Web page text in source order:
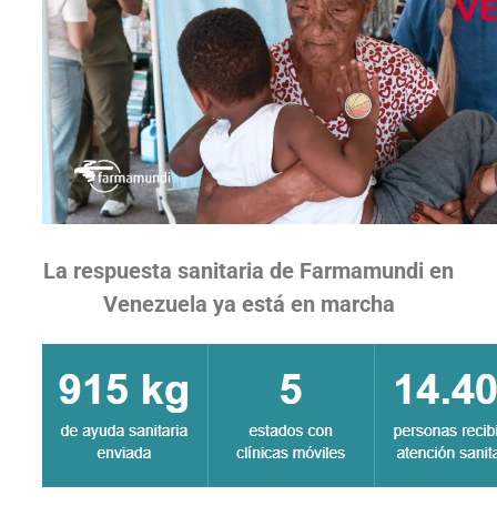
La respuesta sanitaria de Farmamundi en
Venezuela ya está en marcha